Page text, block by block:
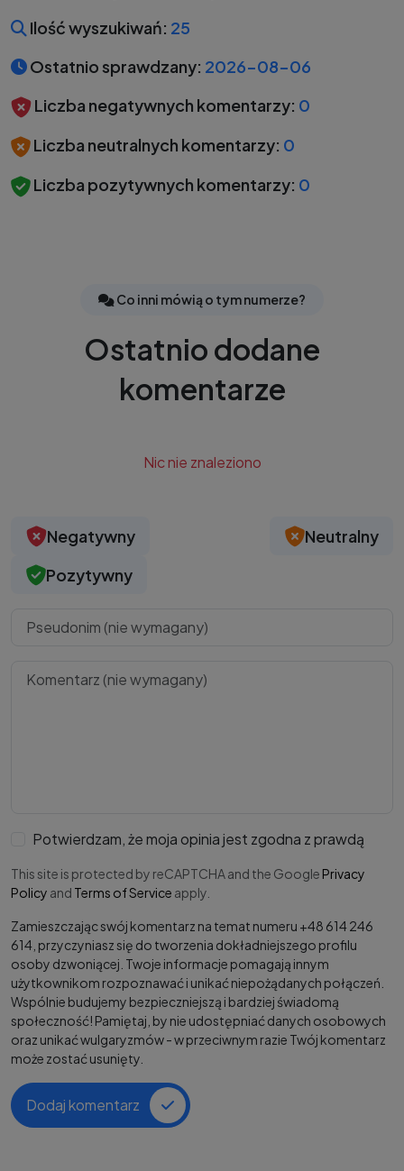
Ilość wyszukiwań: 25
Ostatnio sprawdzany: 2026-08-06
Liczba negatywnych komentarzy: 0
Liczba neutralnych komentarzy: 0
Liczba pozytywnych komentarzy: 0
Co inni mówią o tym numerze?
Ostatnio dodane
komentarze
Nic nie znaleziono
Negatywny
Neutralny
Pozytywny
Potwierdzam, że moja opinia jest zgodna z prawdą
This site is protected by reCAPTCHA and the Google Privacy
Policy and Terms of Service apply.
Zamieszczając swój komentarz na temat numeru +48 614 246
614, przyczyniasz się do tworzenia dokładniejszego profilu
osoby dzwoniącej. Twoje informacje pomagają innym
użytkownikom rozpoznawać i unikać niepożądanych połączeń.
Wspólnie budujemy bezpieczniejszą i bardziej świadomą
społeczność! Pamiętaj, by nie udostępniać danych osobowych
oraz unikać wulgaryzmów - w przeciwnym razie Twój komentarz
może zostać usunięty.
Dodaj komentarz